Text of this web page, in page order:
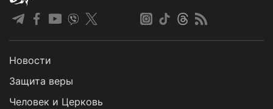
Новости
Защита веры
Человек и Церковь